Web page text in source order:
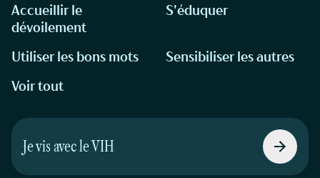
Accueillir le
dévoilement
S'éduquer
Utiliser les bons mots
Sensibiliser les autres
Voir tout
Je vis avec le VIH